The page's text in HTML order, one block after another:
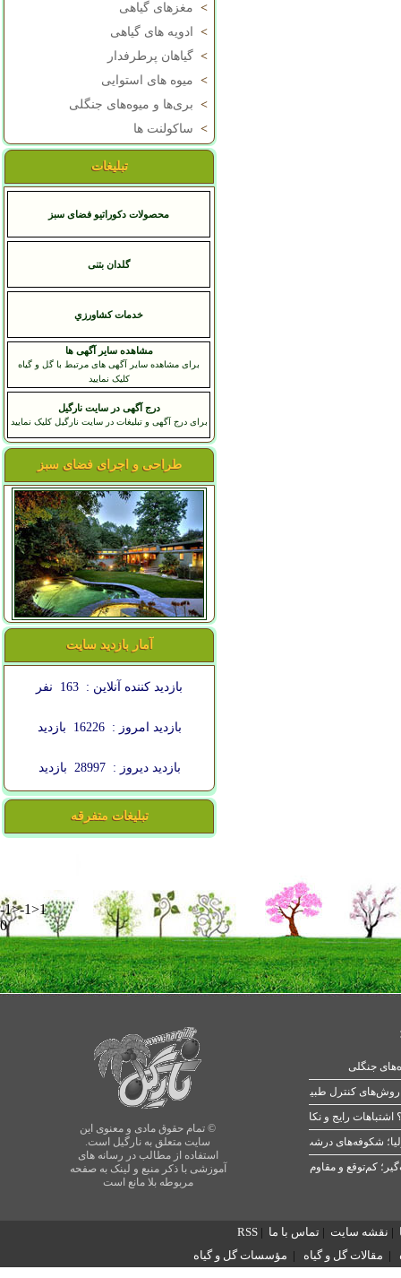
> مغزهای گیاهی
>
ادویه های گیاهی
> گیاهان پرطرفدار
> میوه های استوایی
> بری‌ها و میوه‌های جنگلی
> ساکولنت ها
تبلیغات
محصولات دکوراتیو فضای سبز
گلدان بتنی
خدمات کشاورزي
مشاهده سایر آگهی ها
برای مشاهده سایر آگهی های مرتبط با گل و گیاه
کلیک نمایید
درج آگهی در سایت نارگیل
برای درج آگهی و تبلیغات در سایت نارگیل کلیک نمایید
طراحی و اجرای فضای سبز
آمار بازدید سایت
بازدید کننده آنلاین : 163 نفر
بازدید امروز : 16226 بازدید
بازدید دیروز : 28997 بازدید
تبلیغات متفرقه
-1>-1>1
0
© تمام حقوق مادی و معنوی این
سایت متعلق به نارگیل است.
استفاده از مطالب در رسانه های
آموزشی با ذکر منبع و لینک به صفحه
مربوطه بلا مانع است
جنگلی
رایج و نکات طلایی
شکوفه‌های درشت در بهار
| نقشه سایت | تماس با ما |
RSS
| مقالات گل و گیاه | مؤسسات گل و گیاه